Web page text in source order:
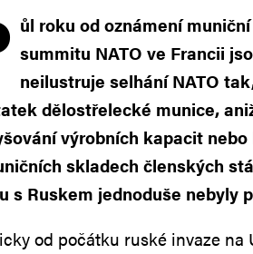
ůl roku od oznámení
summitu NATO ve Francii
neilustruje selhání NATO
dělostřelecké munice,
výrobních kapacit
skladech členských
s Ruskem jednoduše nebyly
od počátku ruské invaze